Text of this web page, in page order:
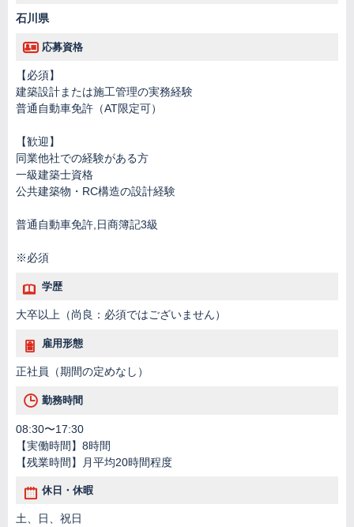
石川県
応募資格
【必須】
建築設計または施工管理の実務経験
普通自動車免許（AT限定可）
【歓迎】
同業他社での経験がある方
一級建築士資格
公共建築物・RC構造の設計経験
普通自動車免許,日商簿記3級
※必須
学歴
大卒以上（尚良：必須ではございません）
雇用形態
正社員（期間の定めなし）
勤務時間
08:30〜17:30
【実働時間】8時間
【残業時間】月平均20時間程度
休日・休暇
土、日、祝日